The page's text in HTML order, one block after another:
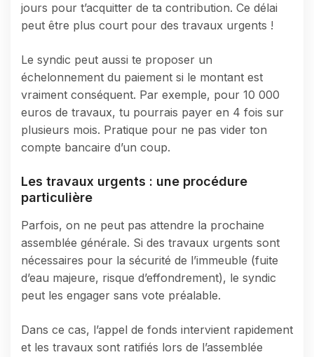
jours pour t’acquitter de ta contribution. Ce délai
peut être plus court pour des travaux urgents !
Le syndic peut aussi te proposer un
échelonnement du paiement si le montant est
vraiment conséquent. Par exemple, pour 10 000
euros de travaux, tu pourrais payer en 4 fois sur
plusieurs mois. Pratique pour ne pas vider ton
compte bancaire d’un coup.
Les travaux urgents : une procédure
particulière
Parfois, on ne peut pas attendre la prochaine
assemblée générale. Si des travaux urgents sont
nécessaires pour la sécurité de l’immeuble (fuite
d’eau majeure, risque d’effondrement), le syndic
peut les engager sans vote préalable.
Dans ce cas, l’appel de fonds intervient rapidement
et les travaux sont ratifiés lors de l’assemblée